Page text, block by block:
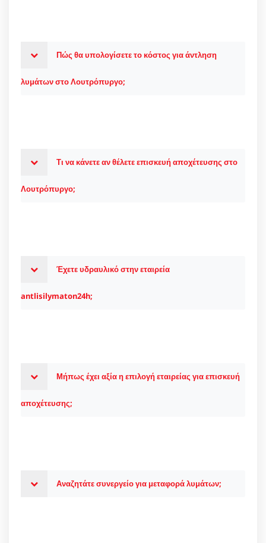
Πώς θα υπολογίσετε το κόστος για άντληση
λυμάτων στο Λουτρόπυργο;
Τι να κάνετε αν θέλετε επισκευή αποχέτευσης στο
Λουτρόπυργο;
Έχετε υδραυλικό στην εταιρεία
antlisilymaton24h;
Μήπως έχει αξία η επιλογή εταιρείας για επισκευή
αποχέτευσης;
Αναζητάτε συνεργείο για μεταφορά λυμάτων;